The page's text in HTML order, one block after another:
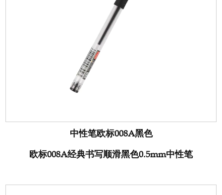
中性笔欧标008A黑色
欧标008A经典书写顺滑黑色0.5mm中性笔